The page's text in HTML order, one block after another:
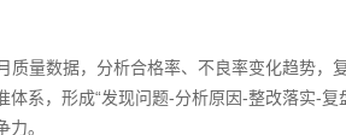
量数据，分析合格率、不良率变化趋势
系，形成“发现问题-分析原因-整改落实-
。